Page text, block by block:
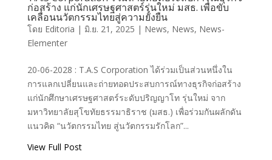
ก่อสร้าง แก่นักเศรษฐศาสตร์รุ่นใหม่ มสธ. เพื่อขับ
เคลื่อนนวัตกรรมไทยสู่ความยั่งยืน
โดย Editoria | มิ.ย. 21, 2025 | News, News, News-
Elementer
20-06-2028 : T.A.S Corporation ได้ร่วมเป็นส่วนหนึ่งใน
การแลกเปลี่ยนและถ่ายทอดประสบการณ์ทางธุรกิจก่อสร้าง
แก่นักศึกษาเศรษฐศาสตร์ระดับปริญญาโท รุ่นใหม่ จาก
มหาวิทยาลัยสุโขทัยธรรมาธิราช (มสธ.) เพื่อร่วมกันผลักดัน
แนวคิด “นวัตกรรมไทย สู่นวัตกรรมรักโลก”...
View Full Post
T.A.S Corporation
ร่วมถ่ายทอด
ประสบการณ์ธุรกิจ
ก่อสร้าง แก่นัก
เศรษฐศาสตร์รุ่นใหม่
มสธ. เพื่อขับเคลื่อน
นวัตกรรมไทยสู่ความ
ยั่งยืน
T.A.S CORPORATION CO.,LTD.